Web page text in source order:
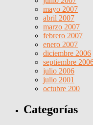
mayo 2007
abril 2007
marzo 2007
febrero 2007
enero 2007
diciembre 2006
septiembre
julio 2006
julio 2001
octubre 200
Categorías